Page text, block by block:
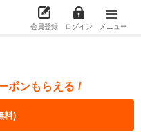
会員登録 ログイン メニュー
ポンもらえる /
料)